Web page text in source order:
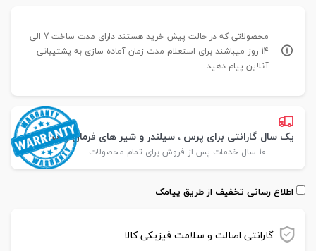
محصولاتی که در حالت پیش خرید هستند دارای مدت ساخت 7 الی
14 روز میباشند برای استعلام مدت زمان آماده سازی به پشتیبانی
آنلاین پیام دهید
یک سال گارانتی برای پرس ، سیلندر و شیر های فرمان پارس
10 سال خدمات پس از فروش برای تمام محصولات
اطلاع رسانی تخفیف از طریق پیامک
گارانتی اصالت و سلامت فیزیکی کالا